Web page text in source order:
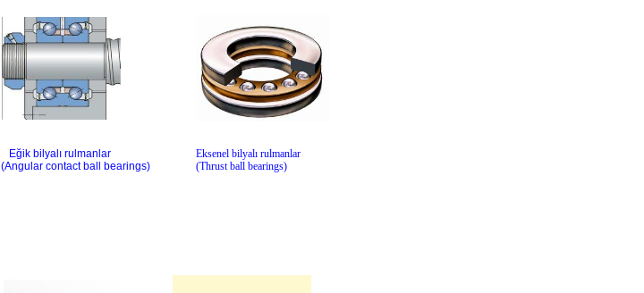
Eğik bilyalı rulmanlar
(Angular contact ball bearings)
Eksenel bilyalı rulmanlar
(Thrust ball bearings)